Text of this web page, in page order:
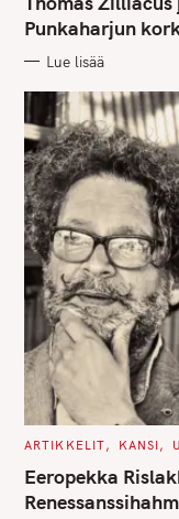
E
G
O
I
S
Punkaharjun
Lue lisää
C
T
E
G
O
ARTIKKELIT KANSI
Eeropekka